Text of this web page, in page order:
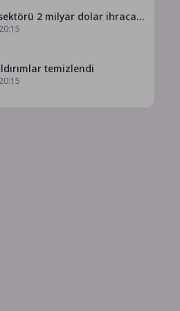
2 milyar dolar ihracat
destek istedi
20:15
temizlendi
20:15